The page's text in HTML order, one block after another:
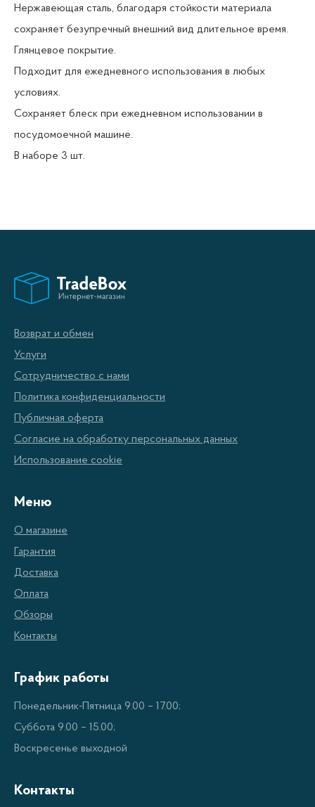
Нержавеющая сталь, благодаря стойкости материала
сохраняет безупречный внешний вид длительное время.
Глянцевое покрытие.
Подходит для ежедневного использования в любых
условиях.
Сохраняет блеск при ежедневном использовании в
посудомоечной машине.
В наборе 3 шт.
Возврат и обмен
Услуги
Сотрудничество с нами
Политика конфиденциальности
Публичная оферта
Согласие на обработку персональных данных
Использование cookie
Меню
О магазине
Гарантия
Доставка
Оплата
Обзоры
Контакты
График работы
Понедельник-Пятница 9.00 – 17.00;
Суббота 9.00 – 15.00;
Воскресенье выходной
Контакты